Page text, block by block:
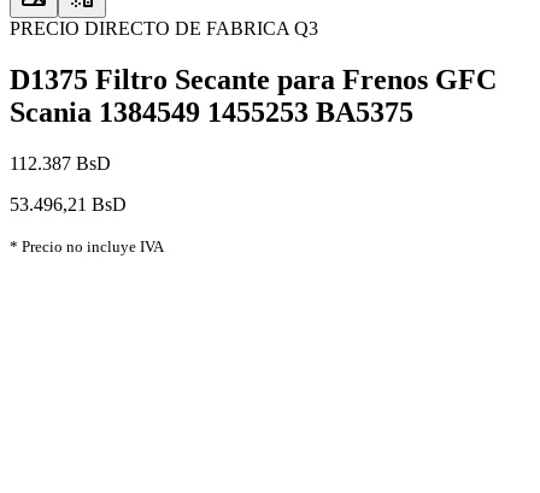
PRECIO DIRECTO DE FABRICA Q3
D1375 Filtro Secante para Frenos GFC
Scania 1384549 1455253 BA5375
112.387 BsD
53.496,21 BsD
* Precio no incluye IVA